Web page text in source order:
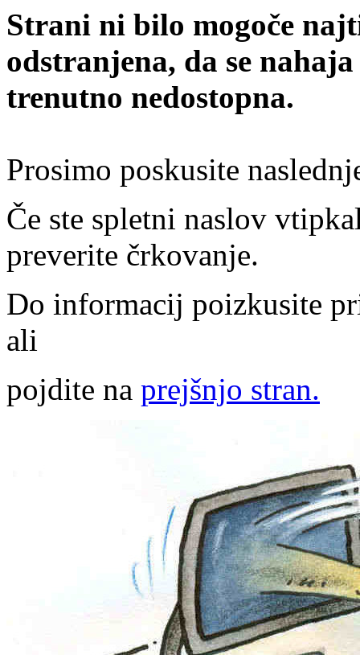
Strani ni bilo mogoče
odstranjena, da se
trenutno nedostopna.
Prosimo poskusite
Če ste spletni naslov
preverite črkovanje.
Do informacij poizkusite
ali
pojdite na prejšnjo stran.